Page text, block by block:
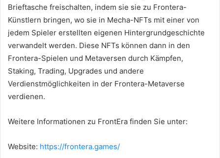
Brieftasche freischalten, indem sie sie zu Frontera-
Künstlern bringen, wo sie in Mecha-NFTs mit einer von
jedem Spieler erstellten eigenen Hintergrundgeschichte
verwandelt werden. Diese NFTs können dann in den
Frontera-Spielen und Metaversen durch Kämpfen,
Staking, Trading, Upgrades und andere
Verdienstmöglichkeiten in der Frontera-Metaverse
verdienen.
Weitere Informationen zu FrontEra finden Sie unter:
Website: https://frontera.games/